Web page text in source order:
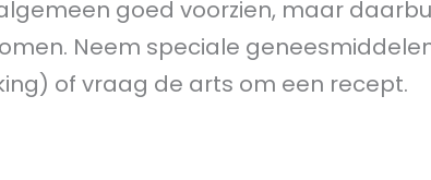
goed voorzien, maar
Neem speciale
of vraag de arts om een recept.